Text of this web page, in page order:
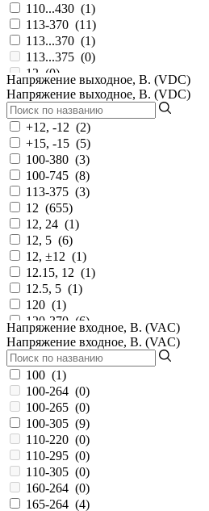
110...430 (1)
113-370 (11)
113...370 (1)
113...375 (0)
12 (0)
120-370( 63)
120-373(1)
120-430(0)
120...370(23
120...373(0
120...375(0
120...380(0
120...390( 1
120...430(
120...431
124-370(19
127-370( 52)
127-392(1
127-417 (6
127-431 (33
127...370 (13)
127...375(0)
127...380(0)
127...417
127...431(0
135-370 (7)
137-370 (0)
140...380(0
141-370 (0)
142(0)
142-431 (9)
Напряжение выходное, В. (VDC)
Напряжение выходное, В. (VDC)
+12, -12 (2)
+15, -15 (5)
100-380 (3)
100-745 (8)
113-375 (3)
12 (655)
12, 24 (1)
12, 5 (6)
12, ±12 (1)
12.15, 12 (1)
12.5, 5 (1)
120 (1)
120-370 (6)
120-375( 1)
120-380(124)
120-430(77)
127-375 (6)
127-380 (15
13( 2)
13.5(3)
13.5, 5( 1)
13.8(24
14( 2)
14.3(3)
Напряжение входное, В. (VAC)
Напряжение входное, В. (VAC)
100 (1)
100-264 (0)
100-265 (0)
100-305 (9)
110-220 (0)
110-295 (0)
110-305 (0)
160-264 (0)
165-264 (4)